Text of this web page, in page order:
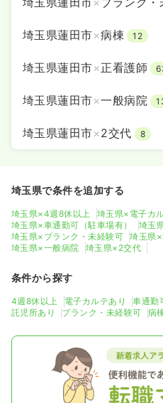
埼玉県蓮田市×病棟 12
埼玉県蓮田市×正看護師
埼玉県蓮田市×一般病院
埼玉県蓮田市×2交代 8
埼玉県で条件を追加する
埼玉県×4週8休以上
埼玉県×電子カ
埼玉県×車通勤可（駐車場有）
埼玉
埼玉県×ブランク・未経験可
埼玉県
埼玉県×一般病院
埼玉県×2交代
条件から探す
4週8休以上 電子カルテあり 車通勤
託児所あり
ブランク・未経験可 病